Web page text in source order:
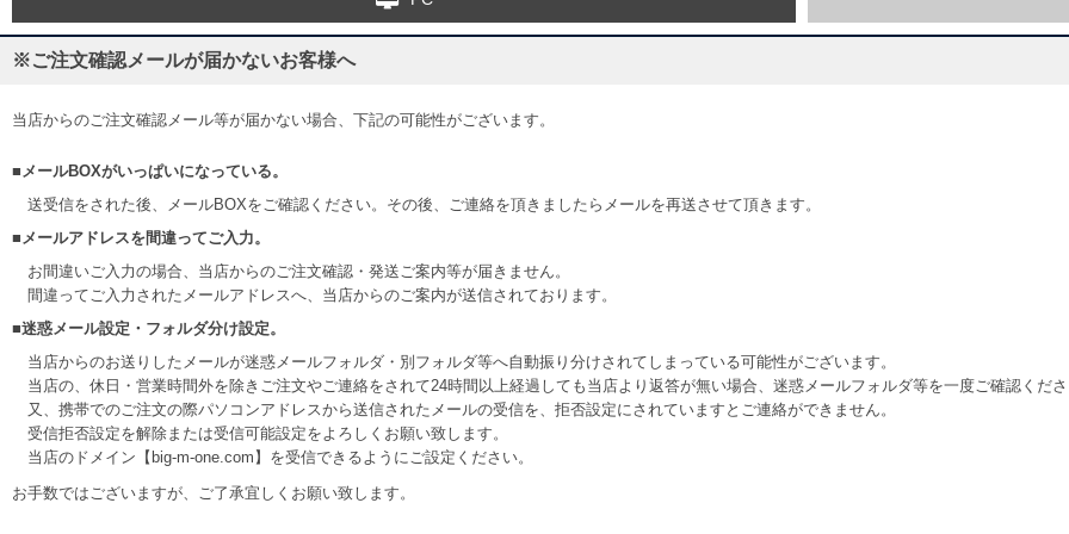
※ご注文確認メールが届かないお客様へ
当店からのご注文確認メール等が届かない場合、下記の可能性がございます。
■メールBOXがいっぱいになっている。
送受信をされた後、メールBOXをご確認ください。その後、ご連絡を頂きましたらメールを再送させて頂きます。
■メールアドレスを間違ってご入力。
お間違いご入力の場合、当店からのご注文確認・発送ご案内等が届きません。
間違ってご入力されたメールアドレスへ、当店からのご案内が送信されております。
■迷惑メール設定・フォルダ分け設定。
当店からのお送りしたメールが迷惑メールフォルダ・別フォルダ等へ自動振り分けされてしまっている可能性がございます。
当店の、休日・営業時間外を除きご注文やご連絡をされて24時間以上経過しても当店より返答が無い場合、迷惑メールフォルダ等を一度ご確認くだ
又、携帯でのご注文の際パソコンアドレスから送信されたメールの受信を、拒否設定にされていますとご連絡ができません。
受信拒否設定を解除または受信可能設定をよろしくお願い致します。
当店のドメイン【big-m-one.com】を受信できるようにご設定ください。
お手数ではございますが、ご了承宜しくお願い致します。